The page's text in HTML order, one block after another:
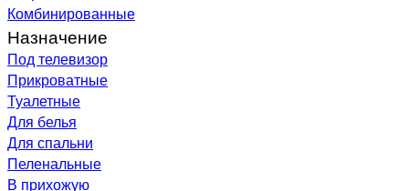
Комбинированные
Назначение
Под телевизор
Прикроватные
Туалетные
Для белья
Для спальни
Пеленальные
В прихожую